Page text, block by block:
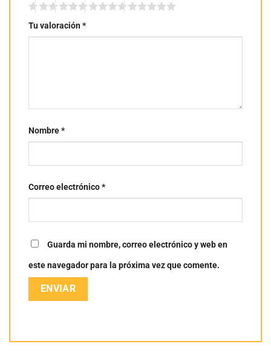
Tu valoración*
Nombre*
Correo electrónico*
Guarda mi nombre, correo electrónico y web en
este navegador para la próxima vez que comente.